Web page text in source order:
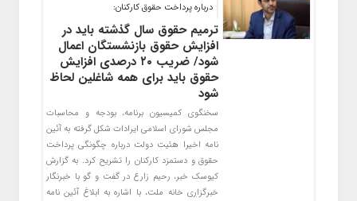
درباره پرداخت حقوق کارکنان:
ترمیم حقوق سال گذشته باید در
افزایش حقوق بازنشستگان اعمال
شود/ ضریب ۲۰ درصدی افزایش
حقوق باید برای همه شاغلین لحاظ
شود
سخنگوی کمیسیون برنامه، بودجه و محاسبات
مجلس شورای اسلامی ایرادات شکل گرفته به آئین
نامه اخیرا هئیت دولت درباره چگونگی پرداخت
حقوق و دستمزد کارکنان را تشریح کرد. به گزارش
کیوسک خبر، رحیم زارع در گفت و گو با خبرنگار
خبرگزاری خانه ملت، با اشاره به ابلاغ آئین نامه